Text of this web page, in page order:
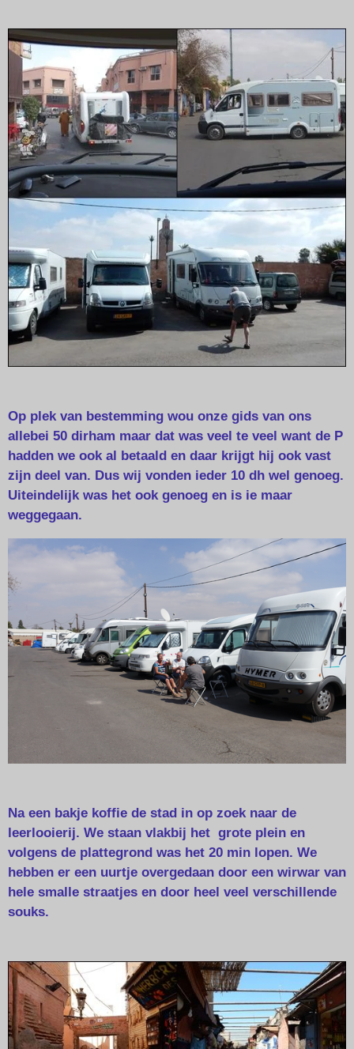
Op plek van bestemming wou onze gids van ons
allebei 50 dirham maar dat was veel te veel want de P
hadden we ook al betaald en daar krijgt hij ook vast
zijn deel van. Dus wij vonden ieder 10 dh wel genoeg.
Uiteindelijk was het ook genoeg en is ie maar
weggegaan.
Na een bakje koffie de stad in op zoek naar de
leerlooierij. We staan vlakbij het grote plein en
volgens de plattegrond was het 20 min lopen. We
hebben er een uurtje overgedaan door een wirwar van
hele smalle straatjes en door heel veel verschillende
souks.